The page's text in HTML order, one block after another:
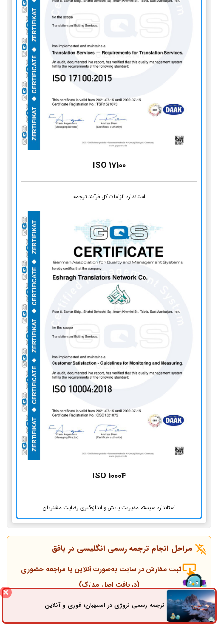
ISO 17100
استاندارد الزامات کل فرآیند ترجمه
ISO 10004
استاندارد سیستم مدیریت پایش و اندازه‌گیری رضایت مشتریان
مراحل انجام ترجمه رسمی انگلیسی دربافق
ثبت سفارش در سایت به‌صورت آنلاین یا مراجعه حضوری
(دریافت اصل مدارک)
ترجمه رسمی نروژی در استهبان؛ فوری و آنلاینثبت سفارش راه های ارتباطی